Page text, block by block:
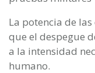
La potencia de
que el despegue
a la intensidad
humano.